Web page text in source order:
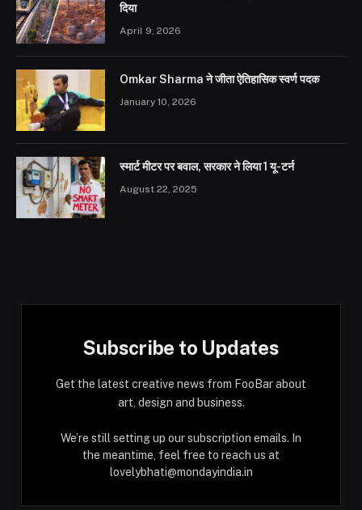
दिया
April 9, 2026
Omkar Sharma ने जीता ऐतिहासिक स्वर्ण पदक
January 10, 2026
स्मार्ट मीटर पर बवाल, सरकार ने लिया 1 यू-टर्न
August 22, 2025
Subscribe to Updates
Get the latest creative news from FooBar about
art, design and business.
We’re still setting up our subscription emails. In
the meantime, feel free to reach us at
lovelybhati@mondayindia.in